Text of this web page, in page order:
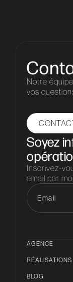
Notre
vos
Soyez
Inscrivez-
email par
AGENCE
RÉALISATIONS
BLOG